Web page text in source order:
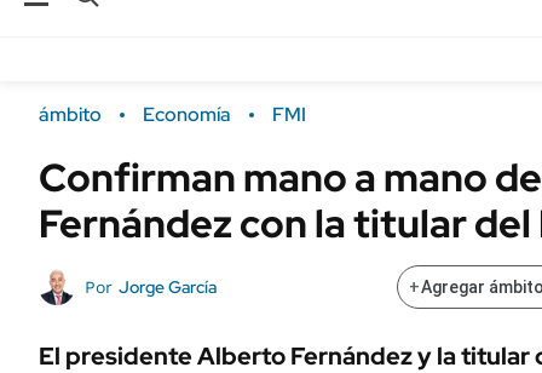
Campo
FINANZAS
Mercados
ÁMBITO DEBATE
Sustentabilidad
Seguros
POLÍTICA
ámbito Economía FMI
Confirman mano a mano
Fernández con la titular del
Por Jorge García +Agregar
El presidente Alberto Fernández y la titular